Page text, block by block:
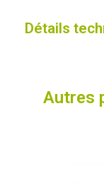
Détails
Autres